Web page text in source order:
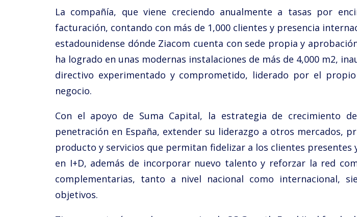
La compañía, que viene creciendo anualmente a tasas por
facturación, contando con más de 1,000 clientes y presencia
estadounidense dónde Ziacom cuenta con sede propia y
ha logrado en unas modernas instalaciones de más de 4,000 m2,
directivo experimentado y comprometido, liderado por el
negocio.
Con el apoyo de Suma Capital, la estrategia de crecimiento
penetración en España, extender su liderazgo a otros mercados,
producto y servicios que permitan fidelizar a los clientes
en I+D, además de incorporar nuevo talento y reforzar la red
complementarias, tanto a nivel nacional como internacional,
objetivos.